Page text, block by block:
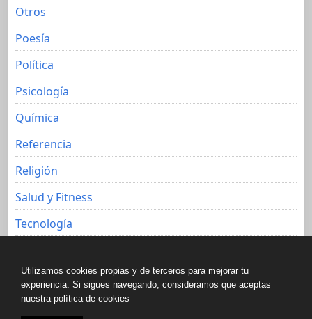
Otros
Poesía
Política
Psicología
Química
Referencia
Religión
Salud y Fitness
Tecnología
Utilizamos cookies propias y de terceros para mejorar tu
experiencia. Si sigues navegando, consideramos que aceptas
nuestra política de cookies